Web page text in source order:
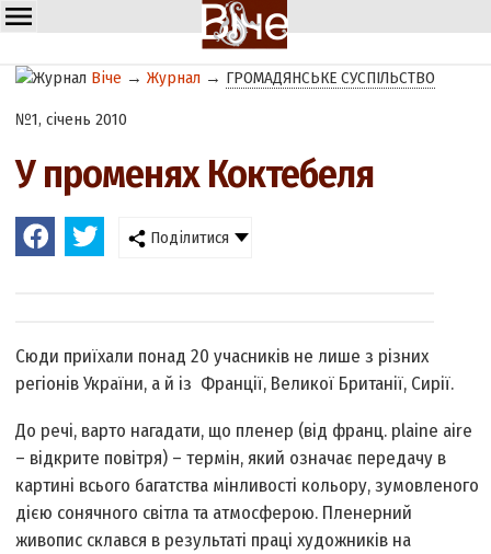
Віче →Журнал → ГРОМАДЯНСЬКЕ СУСПІЛЬСТВО
№1, січень 2010
У променях Коктебеля
Поділитися
Сюди приїхали понад 20 учасників не лише з різних
регіонів України, а й із Франції, Великої Британії, Сирії.
До речі, варто нагадати, що пленер (від франц. plainе aire
– відкрите повітря) – термін, який означає передачу в
картині всього багатства мінливості кольору, зумовленого
дією сонячного світла та атмосферою. Пленерний
живопис склався в результаті праці художників на